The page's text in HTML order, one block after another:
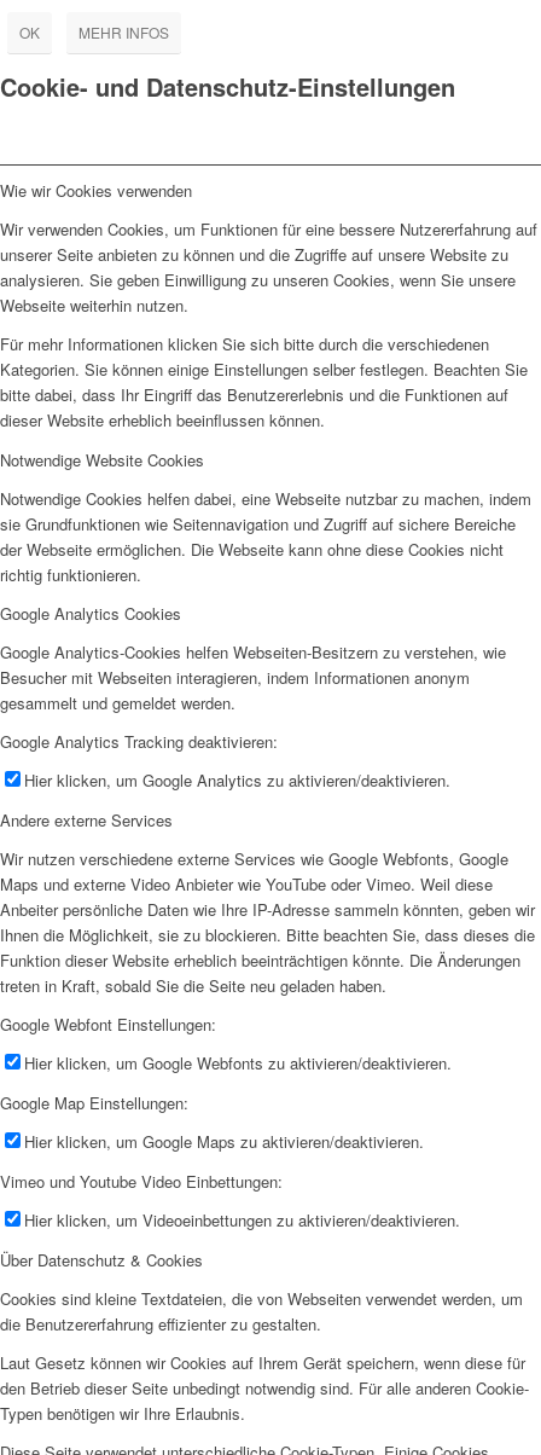
OK MEHR INFOS
Cookie- und Datenschutz-Einstellungen
Wie wir Cookies verwenden
Wir verwenden Cookies, um Funktionen für eine bessere Nutzererfahrung auf
unserer Seite anbieten zu können und die Zugriffe auf unsere Website zu
analysieren. Sie geben Einwilligung zu unseren Cookies, wenn Sie unsere
Webseite weiterhin nutzen.
Für mehr Informationen klicken Sie sich bitte durch die verschiedenen
Kategorien. Sie können einige Einstellungen selber festlegen. Beachten Sie
bitte dabei, dass Ihr Eingriff das Benutzererlebnis und die Funktionen auf
dieser Website erheblich beeinflussen können.
Notwendige Website Cookies
Notwendige Cookies helfen dabei, eine Webseite nutzbar zu machen, indem
sie Grundfunktionen wie Seitennavigation und Zugriff auf sichere Bereiche
der Webseite ermöglichen. Die Webseite kann ohne diese Cookies nicht
richtig funktionieren.
Google Analytics Cookies
Google Analytics-Cookies helfen Webseiten-Besitzern zu verstehen, wie
Besucher mit Webseiten interagieren, indem Informationen anonym
gesammelt und gemeldet werden.
Google Analytics Tracking deaktivieren:
Hier klicken, um Google Analytics zu aktivieren/deaktivieren.
Andere externe Services
Wir nutzen verschiedene externe Services wie Google Webfonts, Google
Maps und externe Video Anbieter wie YouTube oder Vimeo. Weil diese
Anbeiter persönliche Daten wie Ihre IP-Adresse sammeln könnten, geben wir
Ihnen die Möglichkeit, sie zu blockieren. Bitte beachten Sie, dass dieses die
Funktion dieser Website erheblich beeinträchtigen könnte. Die Änderungen
treten in Kraft, sobald Sie die Seite neu geladen haben.
Google Webfont Einstellungen:
Hier klicken, um Google Webfonts zu aktivieren/deaktivieren.
Google Map Einstellungen:
Hier klicken, um Google Maps zu aktivieren/deaktivieren.
Vimeo und Youtube Video Einbettungen:
Hier klicken, um Videoeinbettungen zu aktivieren/deaktivieren.
Über Datenschutz & Cookies
Cookies sind kleine Textdateien, die von Webseiten verwendet werden, um
die Benutzererfahrung effizienter zu gestalten.
Laut Gesetz können wir Cookies auf Ihrem Gerät speichern, wenn diese für
den Betrieb dieser Seite unbedingt notwendig sind. Für alle anderen Cookie-
Typen benötigen wir Ihre Erlaubnis.